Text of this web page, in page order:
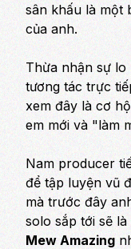
sân khấu là một
của anh.
Thừa nhận sự
tương tác trực
xem đây là cơ
em mới và "làm
Nam producer
để tập luyện vũ
mà trước đây
solo sắp tới sẽ
Mew Amazing